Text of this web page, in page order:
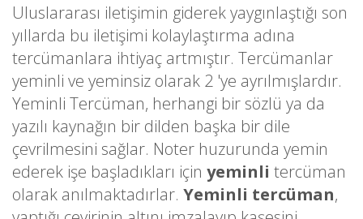
Uluslararası iletişimin giderek yaygınlaştığı son
yıllarda bu iletişimi kolaylaştırma adına
tercümanlara ihtiyaç artmıştır. Tercümanlar
yeminli ve yeminsiz olarak 2 'ye ayrılmışlardır.
Yeminli Tercüman, herhangi bir sözlü ya da
yazılı kaynağın bir dilden başka bir dile
çevrilmesini sağlar. Noter huzurunda yemin
ederek işe başladıkları için yeminli tercüman
olarak anılmaktadırlar. Yeminli tercüman,